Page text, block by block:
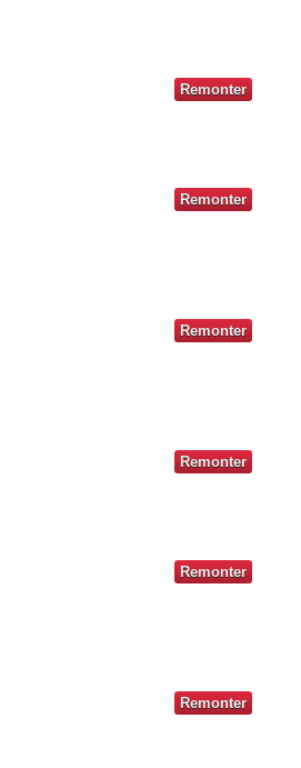
Remonter
Remonter
Remonter
Remonter
Remonter
Remonter